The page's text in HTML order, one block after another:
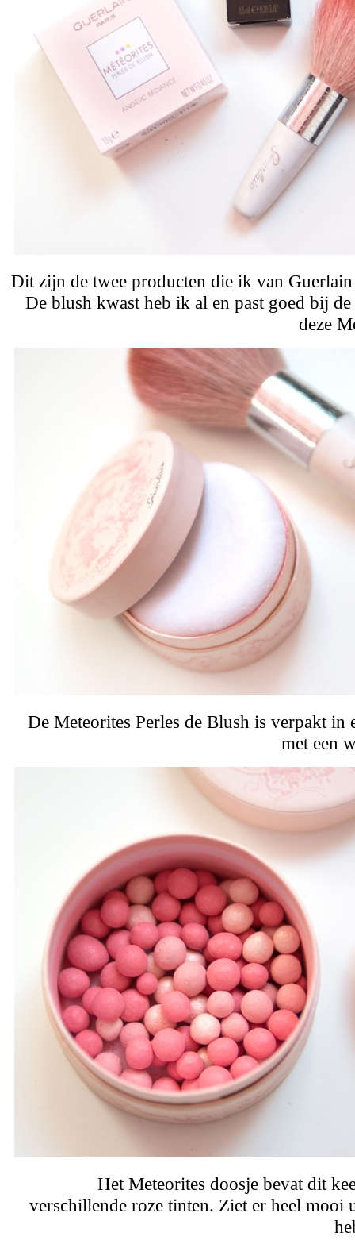
Dit zijn de twee producten die ik van
De blush kwast heb ik al en past goed bij
deze
De Meteorites Perles de Blush is verpakt in
met een
Het Meteorites doosje bevat dit
verschillende roze tinten. Ziet er heel mooi